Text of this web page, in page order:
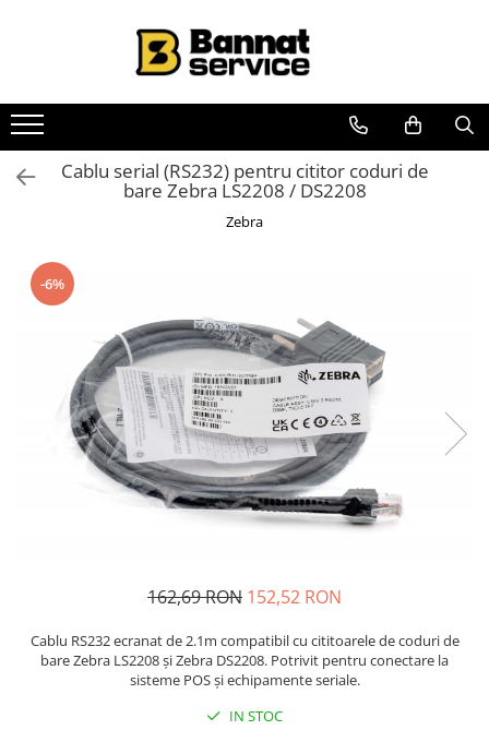
Toate Produsele
Case de marcat si imprimante
fiscale
Casa de marcat
Imprimanta fiscala
Casa de marcat pentru vendomate
Sisteme complete de vanzare si
Sisteme de vanzare si gestiune
pentru Magazine (Retail)
Sisteme de vanzare pentru
Restaurant, Bar și Cafenea
(HoReCa)
Cantar electronic
Cantar comercial omologat
Cantar cu etichete
Incarcatoare cantare electronice
Cabluri conectare cantare la case
Cablu serial (RS232) pentru cititor coduri de
bare Zebra LS2208 / DS2208
Zebra
-6%
162,69 RON 152,52 RON
Cablu RS232 ecranat de 2.1m compatibil cu cititoarele de coduri de
bare Zebra LS2208 și Zebra DS2208. Potrivit pentru conectare la
sisteme POS și echipamente seriale.
IN STOC